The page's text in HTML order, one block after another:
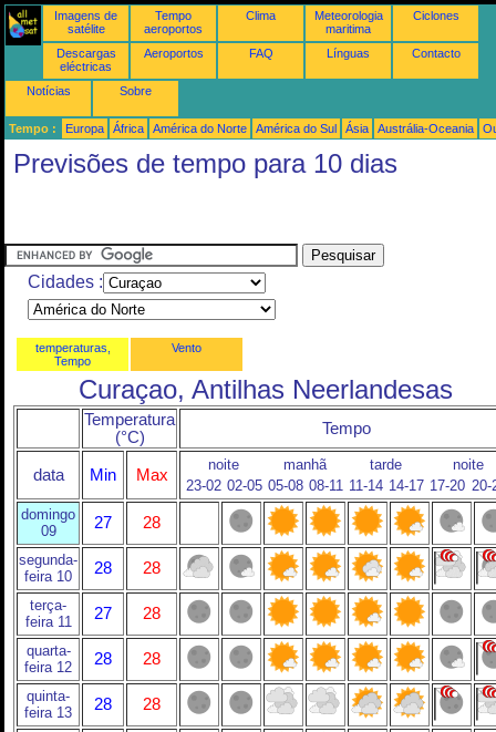
Imagens de
satélite
Tempo
aeroportos
Clima
Meteorologia
maritima
Ciclones
Descargas
eléctricas
Aeroportos FAQ Línguas Contacto
Notícias Sobre
Tempo : Europa África América do Norte América do Sul Ásia Austrália-Oceania
Previsões de tempo para 10 dias
Cidades :
temperaturas,
Tempo
Vento
Curaçao, Antilhas Neerlandesas
Temperatura
(°C)
Tempo
data Min Max
noite manhã tarde
noite
23-02 02-05 05-08 08-11 11-14 14-17 17-20 20-
domingo
09
27 28
segunda-
feira 10
28 28
terça-
feira 11
27 28
quarta-
feira 12
28 28
quinta-
feira 13
28 28